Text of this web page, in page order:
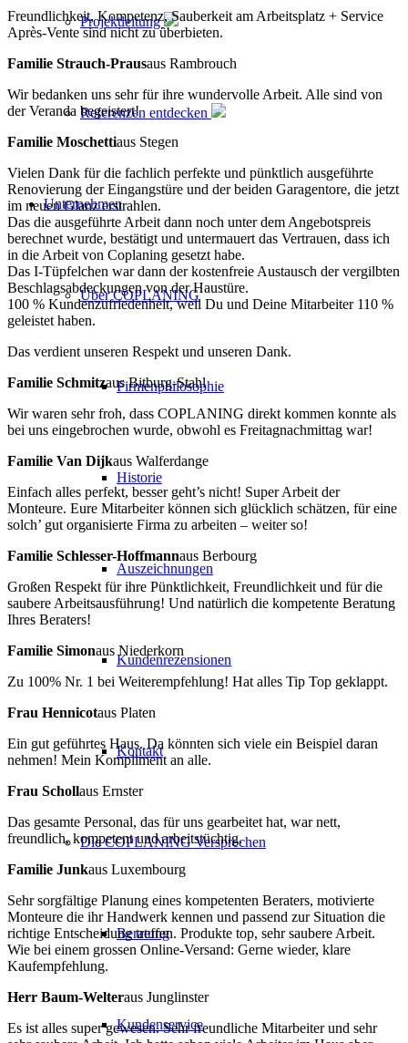
Projektleitung
Referenzen entdecken
Unternehmen
Über COPLANING
Firmenphilosophie
Historie
Auszeichnungen
Kundenrezensionen
Kontakt
Die COPLANING Versprechen
Beratung
Kundenservice
Freundlichkeit, Kompetenz, Sauberkeit am Arbeitsplatz + Service
Après-Vente sind nicht zu überbieten.
Familie Strauch-Prausaus Rambrouch
Wir bedanken uns sehr für ihre wundervolle Arbeit. Alle sind von
der Veranda begeistert!
Familie Moschettiaus Stegen
Vielen Dank für die fachlich perfekte und pünktlich ausgeführte
Renovierung der Eingangstüre und der beiden Garagentore, die jetzt
im neuen Glanz erstrahlen.
Das die ausgeführte Arbeit dann noch unter dem Angebotspreis
berechnet wurde, bestätigt und untermauert das Vertrauen, dass ich
in die Arbeit von Coplaning gesetzt habe.
Das I-Tüpfelchen war dann der kostenfreie Austausch der vergilbten
Beschlagsabdeckungen von der Haustüre.
100 % Kundenzufriedenheit, weil Du und Deine Mitarbeiter 110 %
geleistet haben.
Das verdient unseren Respekt und unseren Dank.
Familie Schmitzaus Bitburg-Stahl
Wir waren sehr froh, dass COPLANING direkt kommen konnte als
bei uns eingebrochen wurde, obwohl es Freitagnachmittag war!
Familie Van Dijkaus Walferdange
Einfach alles perfekt, besser geht’s nicht! Super Arbeit der
Monteure. Eure Mitarbeiter können sich glücklich schätzen, für eine
solch’ gut organisierte Firma zu arbeiten – weiter so!
Familie Schlesser-Hoffmannaus Berbourg
Großen Respekt für ihre Pünktlichkeit, Freundlichkeit und für die
saubere Arbeitsausführung! Und natürlich die kompetente Beratung
Ihres Beraters!
Familie Simonaus Niederkorn
Zu 100% Nr. 1 bei Weiterempfehlung! Hat alles Tip Top geklappt.
Frau Hennicotaus Platen
Ein gut geführtes Haus. Da könnten sich viele ein Beispiel daran
nehmen! Mein Kompliment an alle.
Frau Schollaus Ernster
Das gesamte Personal, das für uns gearbeitet hat, war nett,
freundlich, kompetent und arbeitstüchtig.
Familie Junkaus Luxembourg
Sehr sorgfältige Planung eines kompetenten Beraters, motivierte
Monteure die ihr Handwerk kennen und passend zur Situation die
richtige Entscheidung treffen. Produkte top, sehr saubere Arbeit.
Wie bei einem grossen Online-Versand: Gerne wieder, klare
Kaufempfehlung.
Herr Baum-Welteraus Junglinster
Es ist alles super gewesen. Sehr freundliche Mitarbeiter und sehr